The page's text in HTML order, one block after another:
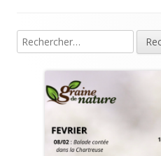
Colonne
principale
Rechercher :